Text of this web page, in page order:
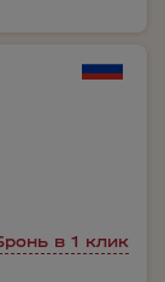
в 1 клик